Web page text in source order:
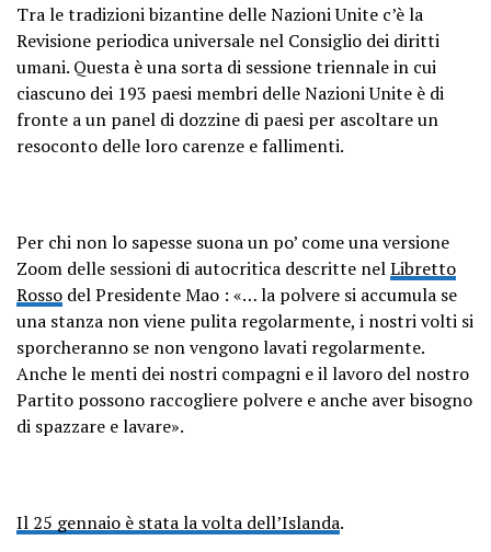
Tra le tradizioni bizantine delle Nazioni Unite c’è la
Revisione periodica universale nel Consiglio dei diritti
umani. Questa è una sorta di sessione triennale in cui
ciascuno dei 193 paesi membri delle Nazioni Unite è di
fronte a un panel di dozzine di paesi per ascoltare un
resoconto delle loro carenze e fallimenti.
Per chi non lo sapesse suona un po’ come una versione
Zoom delle sessioni di autocritica descritte nelLibretto
Rosso del Presidente Mao : «… la polvere si accumula se
una stanza non viene pulita regolarmente, i nostri volti si
sporcheranno se non vengono lavati regolarmente.
Anche le menti dei nostri compagni e il lavoro del nostro
Partito possono raccogliere polvere e anche aver bisogno
di spazzare e lavare».
Il 25 gennaio è stata la volta dell’Islanda.